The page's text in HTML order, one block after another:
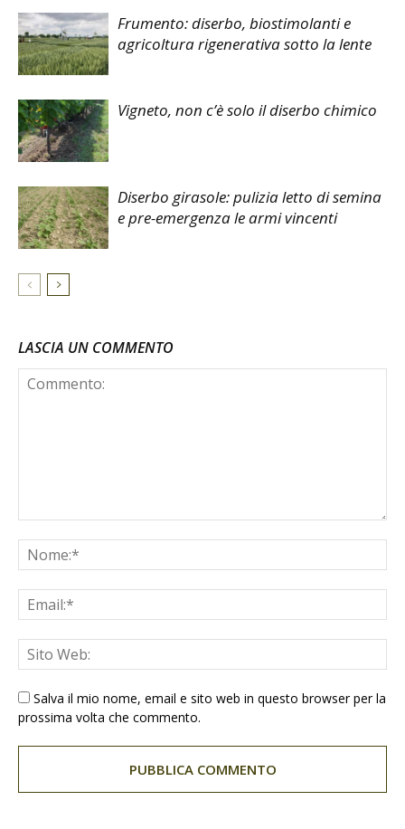
Frumento: diserbo, biostimolanti e
agricoltura rigenerativa sotto la lente
Vigneto, non c’è solo il diserbo chimico
Diserbo girasole: pulizia letto di semina
e pre-emergenza le armi vincenti
LASCIA UN COMMENTO
Salva il mio nome, email e sito web in questo browser per la
prossima volta che commento.